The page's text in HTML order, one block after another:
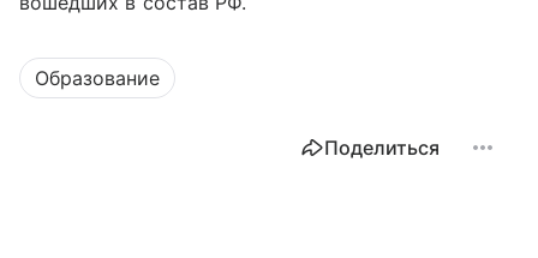
Образование
Поделиться